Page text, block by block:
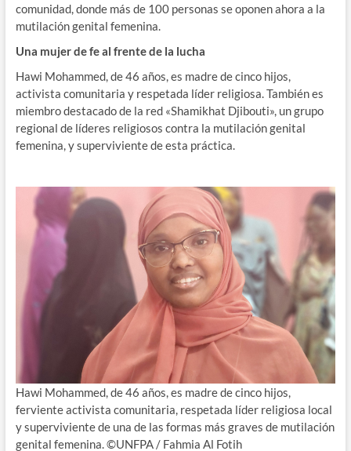
comunidad, donde más de 100 personas se oponen ahora a la
mutilación genital femenina.
Una mujer de fe al frente de la lucha
Hawi Mohammed, de 46 años, es madre de cinco hijos,
activista comunitaria y respetada líder religiosa. También es
miembro destacado de la red «Shamikhat Djibouti», un grupo
regional de líderes religiosos contra la mutilación genital
femenina, y superviviente de esta práctica.
Hawi Mohammed, de 46 años, es madre de cinco hijos,
ferviente activista comunitaria, respetada líder religiosa local
y superviviente de una de las formas más graves de mutilación
genital femenina. ©UNFPA / Fahmia Al Fotih